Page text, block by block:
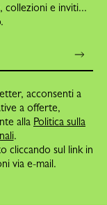
collezioni e inviti...
acconsenti a
a offerte,
alla Politica sulla
.
cliccando sul link in
via e-mail.